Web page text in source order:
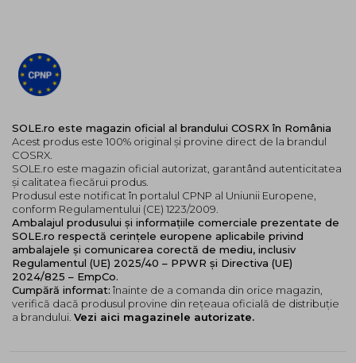
SOLE.ro este magazin oficial al brandului COSRX în România
Acest produs este 100% original și provine direct de la brandul
COSRX.
SOLE.ro este magazin oficial autorizat, garantând autenticitatea
și calitatea fiecărui produs.
Produsul este notificat în portalul CPNP al Uniunii Europene,
conform Regulamentului (CE) 1223/2009.
Ambalajul produsului și informațiile comerciale prezentate de
SOLE.ro respectă cerințele europene aplicabile privind
ambalajele și comunicarea corectă de mediu, inclusiv
Regulamentul (UE) 2025/40 – PPWR și Directiva (UE)
2024/825 – EmpCo.
Cumpără informat: înainte de a comanda din orice magazin,
verifică dacă produsul provine din rețeaua oficială de distribuție
a brandului. Vezi aici magazinele autorizate.